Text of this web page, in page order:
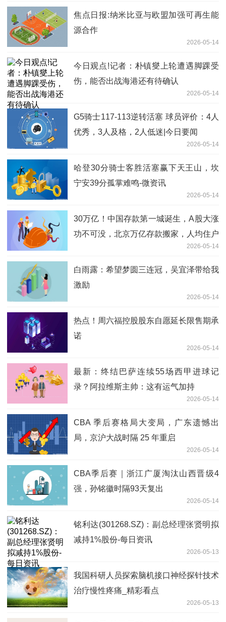
焦点日报:纳米比亚与欧盟加强可再生能
源合作
2026-05-14
今日观点!记者：朴镇燮上轮遭遇脚踝受
伤，能否出战海港还有待确认
2026-05-14
G5骑士117-113逆转活塞 球员评价：4人
优秀，3人及格，2人低迷|今日要闻
2026-05-14
哈登30分骑士客胜活塞赢下天王山，坎
宁安39分孤掌难鸣-微资讯
2026-05-14
30万亿！中国存款第一城诞生，A股大涨
功不可没，北京万亿存款搬家，人均住户
2026-05-14
白雨露：希望梦圆三连冠，吴宜泽带给我
激励
2026-05-14
热点！周六福控股股东自愿延长限售期承
诺
2026-05-14
最新：终结巴萨连续55场西甲进球记
录？阿拉维斯主帅：这有运气加持
2026-05-14
CBA 季后赛格局大变局，广东遗憾出
局，京沪大战时隔 25 年重启
2026-05-14
CBA季后赛｜浙江广厦淘汰山西晋级4
强，孙铭徽时隔93天复出
2026-05-14
铭利达(301268.SZ)：副总经理张贤明拟
减持1%股份-每日资讯
2026-05-13
我国科研人员探索脑机接口神经探针技术
治疗慢性疼痛_精彩看点
2026-05-13